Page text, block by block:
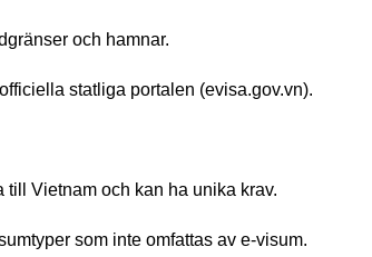
och hamnar.
statliga portalen (evisa.gov.vn).
Vietnam och kan ha unika krav.
som inte omfattas av e-visum.